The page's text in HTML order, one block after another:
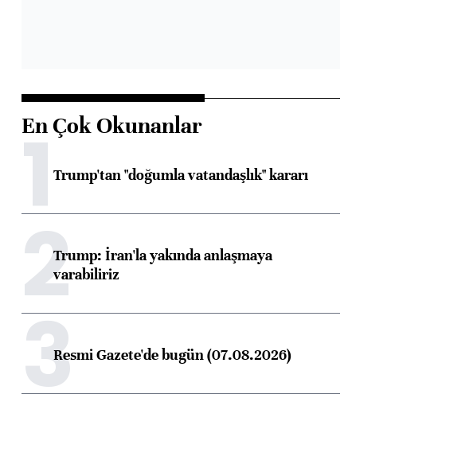
En Çok Okunanlar
1Trump'tan "doğumla vatandaşlık" kararı
2Trump: İran'la yakında anlaşmaya
varabiliriz
3Resmi Gazete'de bugün (07.08.2026)